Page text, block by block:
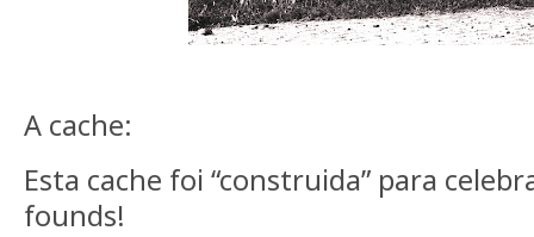
A cache:
Esta cache foi “construida” para
founds!